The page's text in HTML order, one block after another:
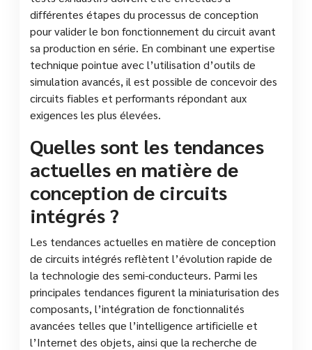
différentes étapes du processus de conception
pour valider le bon fonctionnement du circuit avant
sa production en série. En combinant une expertise
technique pointue avec l’utilisation d’outils de
simulation avancés, il est possible de concevoir des
circuits fiables et performants répondant aux
exigences les plus élevées.
Quelles sont les tendances
actuelles en matière de
conception de circuits
intégrés ?
Les tendances actuelles en matière de conception
de circuits intégrés reflètent l’évolution rapide de
la technologie des semi-conducteurs. Parmi les
principales tendances figurent la miniaturisation des
composants, l’intégration de fonctionnalités
avancées telles que l’intelligence artificielle et
l’Internet des objets, ainsi que la recherche de